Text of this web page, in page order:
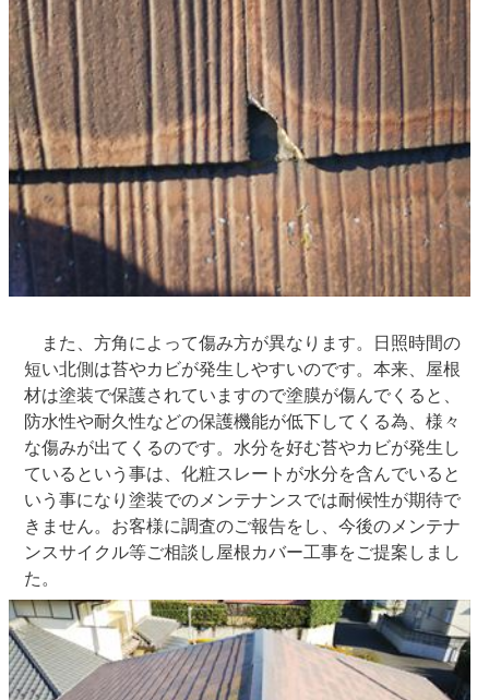
また、方角によって傷み方が異なります。日照時間の
短い北側は苔やカビが発生しやすいのです。本来、屋根
材は塗装で保護されていますので塗膜が傷んでくると、
防水性や耐久性などの保護機能が低下してくる為、様々
な傷みが出てくるのです。水分を好む苔やカビが発生し
ているという事は、化粧スレートが水分を含んでいると
いう事になり塗装でのメンテナンスでは耐候性が期待で
きません。お客様に調査のご報告をし、今後のメンテナ
ンスサイクル等ご相談し屋根カバー工事をご提案しまし
た。